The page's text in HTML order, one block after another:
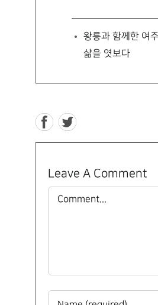
왕릉과 함께한 여
삶을 엿보다
Leave A Comment
Comment